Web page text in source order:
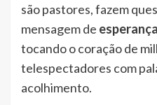
são pastores, fazem
mensagem de
tocando o coração de
telespectadores com
acolhimento.